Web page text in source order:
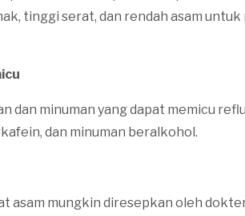
tinggi serat, dan rendah asam
dan minuman yang dapat memicu
dan minuman beralkohol.
asam mungkin diresepkan oleh